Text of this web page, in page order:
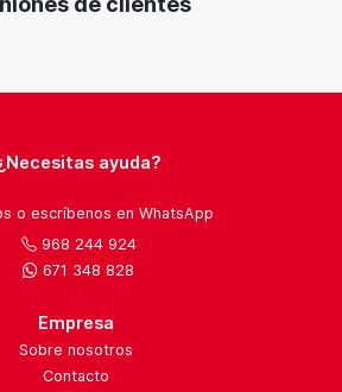
ayuda?
o escríbenos en WhatsApp
968 244 924
671 348 828
Empresa
Sobre nosotros
Contacto